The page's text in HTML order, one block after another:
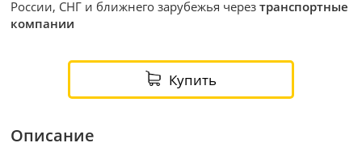
России, СНГ и ближнего зарубежья черезтранспортные
компании
Купить
Описание